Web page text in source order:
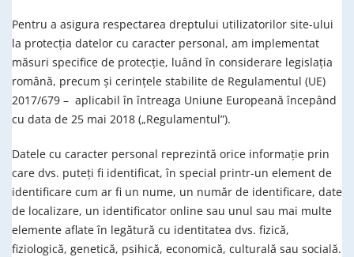
Pentru a asigura respectarea dreptului utilizatorilor site-ului
la protecția datelor cu caracter personal, am implementat
măsuri specifice de protecție, luând în considerare legislația
română, precum și cerințele stabilite de Regulamentul (UE)
2017/679 – aplicabil în întreaga Uniune Europeană începând
cu data de 25 mai 2018 („Regulamentul”).
Datele cu caracter personal reprezintă orice informație prin
care dvs. puteți fi identificat, în special printr-un element de
identificare cum ar fi un nume, un număr de identificare, date
de localizare, un identificator online sau unul sau mai multe
elemente aflate în legătură cu identitatea dvs. fizică,
fiziologică, genetică, psihică, economică, culturală sau socială.